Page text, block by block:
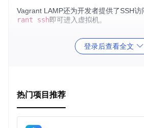
Vagrant LAMP还为开发者提供了SSH
rant ssh即可进入虚拟机。
项目及技术应用场景
一致的实验环境。
登录后查看全文
热门项目推荐